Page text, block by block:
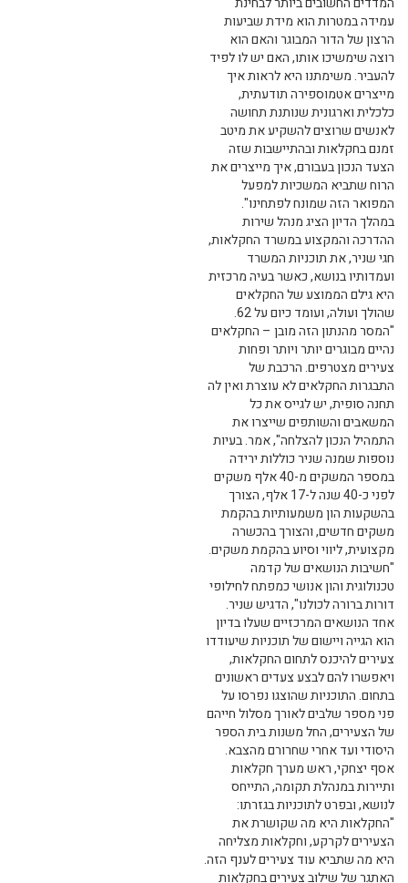
עמידה במטרות הוא מידת שביעות
הרצון של הדור המבוגר והאם הוא
רוצה שימשיכו אותו, האם יש לו לפיד
להעביר. משימתנו היא לראות איך
מייצרים אטמוספירה תודעתית,
כלכלית וארגונית שנותנת תחושה
לאנשים שרוצים להשקיע את מיטב
זמנם בחקלאות ובהתיישבות שזה
הצעד הנכון בעבורם, איך מייצרים את
הרוח שתביא המשכיות למפעל
המפואר הזה שמונח לפתחינו".
במהלך הדיון הציג מנהל שירות
ההדרכה והמק​צוע במשרד החקלאות,
חגי שניר, את תוכניות המשרד
ועמדותיו בנושא, כאשר בעיה מרכזית
היא גילם הממוצע של החקלאים
שהולך ועולה, ועומד כיום על 62.
"המסר מהנתון הזה מובן – החקלאים
נהיים מבוגרים יותר ויותר ופחות
צעירים מצטרפים. הרכבת של
התבגרות החקלאים לא עוצרת ואין לה
תחנה סופית, יש לגייס את כל
המשאבים והשותפים שייצרו את
התמהיל הנכון להצלחה", אמר. בעיות
נוספות שמנה שניר כוללות ירידה
במספר המשקים מ-40 אלף משקים
לפני כ-40 שנה ל-17 אלף, הצורך
בהשקעות הון משמעותיות בהקמת
משקים חדשים, והצורך בהכשרה
מקצועית, ליווי וסיוע בהקמת משקים.
"חשיבות הנושאים של קדמה
טכנולוגית והון אנושי כמפתח לחילופי
דורות ברורה לכולנו", הדגיש שניר.
אחד הנושאים המרכזיים שעלו בדיון
הוא הגייה ויישום של תוכניות שיעודדו
צעירים להיכנס לתחום החקלאות,
ויאפשרו להם לבצע צעדים ראשונים
בתחום. התוכניות שהוצגו נפרסו על
פני מספר שלבים לאורך מסלול חייהם
של הצעירים, החל משנות בית הספר
היסודי ועד אחרי שחרורם מהצבא.
אסף יצחקי, ראש מערך חקלאות
ותיירות במנהלת תקומה, התייחס
לנושא, ובפרט לתוכניות בגזרתו:
"החקלאות היא מה שקושרת את
הצעירים לקרקע, וחקלאות מצליחה
היא מה שתביא עוד צעירים לענף הזה.
האתגר של שילוב צעירים בחקלאות